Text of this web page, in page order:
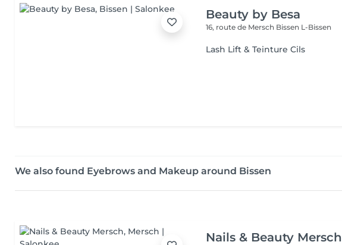
Beauty by Besa
16, route de Mersch Bissen L-Bissen
Lash Lift & Teinture Cils
We also found Eyebrows and Makeup around Bissen
Nails & Beauty Mersch